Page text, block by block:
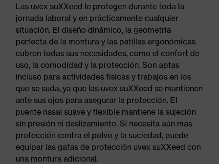
Las uvex suXXeed le protegen durante toda la
jornada laboral y en prácticamente cualquier
situación. El diseño dinámico, la geometría
perfecta de la montura y las patillas ergonómicas
cubren todas sus necesidades, como el confort de
uso, la comodidad y la protección. Son aptas
incluso para actividades físicas y trabajos en los
que se suda, ya que las uvex suXXeed se mantienen
ante sus ojos para asegurar la protección. El
puente nasal suave y flexible mantiene la sujeción
sin presión ni deslizamiento. Si necesita aún más
protección contra el polvo y la suciedad, puede
equipar las gafas de protección uvex suXXeed con
una montura adicional.